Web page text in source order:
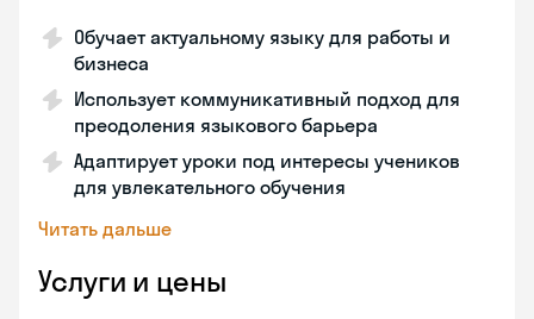
Обучает актуальному языку для работы и
бизнеса
Использует коммуникативный подход для
преодоления языкового барьера
Адаптирует уроки под интересы учеников
для увлекательного обучения
Читать дальше
Услуги и цены